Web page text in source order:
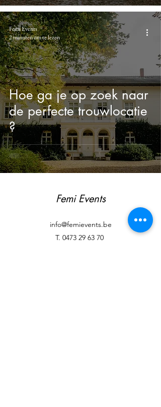
Hoe ga je op zoek naar
de perfecte trouwlocatie
?
Femi Events
2 minuten om te lezen
Femi Events
info@femievents.be
T. 0473 29 63 70